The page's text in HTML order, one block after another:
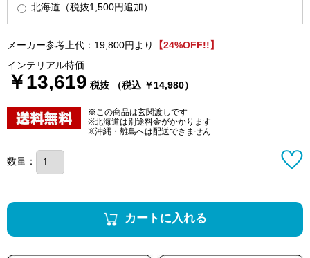
北海道（税抜1,500円追加）
メーカー参考上代：19,800円より
【24%OFF!!】
インテリアル特価
￥13,619 税抜 （税込 ￥14,980）
※この商品は玄関渡しです
※北海道は別途料金がかかります
※沖縄・離島へは配送できません
数量：
カートに入れる